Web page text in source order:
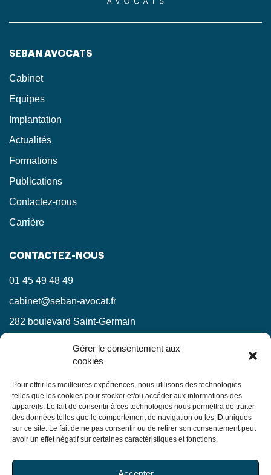
Gérer le consentement aux
cookies
Pour offrir les meilleures expériences, nous utilisons des technologies
telles que les cookies pour stocker et/ou accéder aux informations des
appareils. Le fait de consentir à ces technologies nous permettra de traiter
des données telles que le comportement de navigation ou les ID uniques
sur ce site. Le fait de ne pas consentir ou de retirer son consentement peut
avoir un effet négatif sur certaines caractéristiques et fonctions.
SEBAN AVOCATS
Cabinet
Equipes
Implantation
Actualités
Formations
Publications
Contactez-nous
Carrière
CONTACTEZ-NOUS
01 45 49 48 49
cabinet@seban-avocat.fr
282 boulevard Saint-Germain
RESTEZ INFORMÉS !
Ne manquez pas nos actualités juridiques.
En soumettant ce formulaire, j’accepte que mes